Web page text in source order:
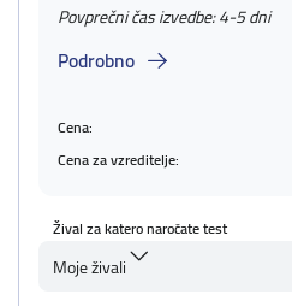
Povprečni čas izvedbe: 4-5 dni
Podrobno
Cena:
Cena za vzreditelje:
Žival za katero naročate test
Moje živali